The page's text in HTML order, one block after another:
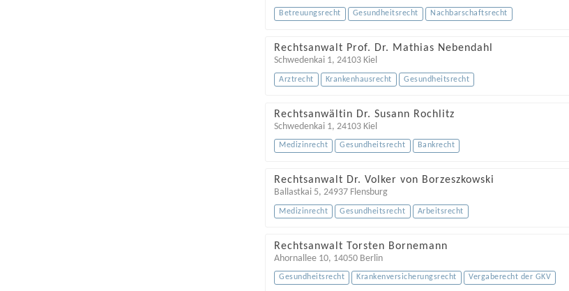
Betreuungsrecht Gesundheitsrecht Nachbarschaftsrecht
Rechtsanwalt Prof. Dr. Mathias Nebendahl
Schwedenkai 1,24103 Kiel
Arztrecht Krankenhausrecht Gesundheitsrecht
Rechtsanwältin Dr. Susann Rochlitz
Schwedenkai 1 , 24103 Kiel
Medizinrecht Gesundheitsrecht Bankrecht
Rechtsanwalt Dr. Volker von Borzeszkowski
Ballastkai 5,24937 Flensburg
Medizinrecht Gesundheitsrecht Arbeitsrecht
Rechtsanwalt Torsten Bornemann
Ahornallee 10, 14050 Berlin
Gesundheitsrecht Krankenversicherungsrecht Vergaberecht der GKV